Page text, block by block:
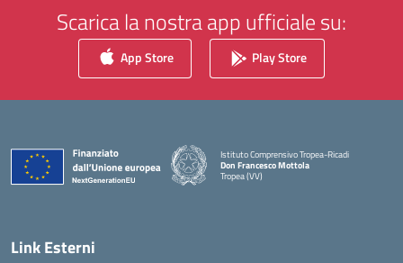
Scarica la nostra app ufficiale su:
App Store Play Store
Istituto Comprensivo Tropea-Ricadi
Don Francesco Mottola
Tropea (VV)
— Visita la pagina iniziale della scuola
Link Esterni